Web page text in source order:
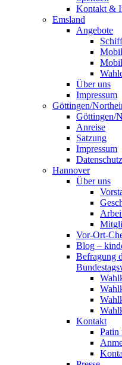
Kontakt &
Emsland
Angebote
Über uns
Impressum
Göttingen/
Göttingen/
Anreise
Satzung
Impressum
Datenschutz
Hannover
Über uns
Vor-Ort-
Blog –
Befragung
Kontakt
Patin